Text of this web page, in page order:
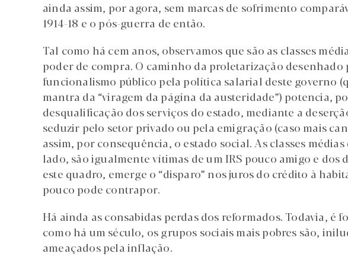
ainda assim, por agora, sem marcas de sofrimento
1914-18 e o pós-guerra de então.
Tal como há cem anos, observamos que são as classes
poder de compra. O caminho da proletarização desenhado
funcionalismo público pela política salarial deste governo
mantra da “viragem da página da austeridade”) potencia,
desqualificação dos serviços do estado, mediante a
seduzir pelo setor privado ou pela emigração (caso mais
assim, por consequência, o estado social. As classes
lado, são igualmente vítimas de um IRS pouco amigo e dos
este quadro, emerge o “disparo” nos juros do crédito à
pouco pode contrapor.
Há ainda as consabidas perdas dos reformados. Todavia, é
como há um século, os grupos sociais mais pobres são,
ameaçados pela inflação.